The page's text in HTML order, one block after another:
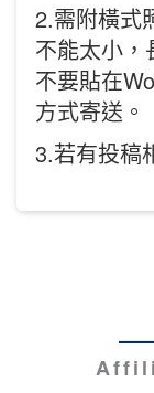
2.需附橫式
不能太小，
不要貼在
方式寄送。
3.若有投稿